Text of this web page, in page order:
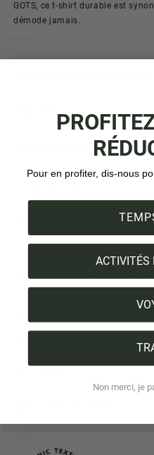
GOTS, ce t-shirt durable est
démode jamais.
Size & Fit
Producteur & origine
Expédition & paiement
Tous les points forts en un
Pour en profiter, dis-nous
ACTIVITÉS
Non merci, je